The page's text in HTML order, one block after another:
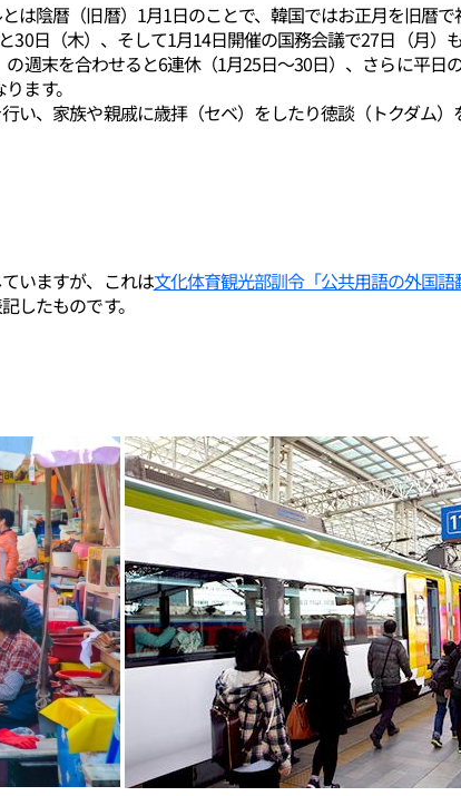
陰暦（旧暦）1月1日のことで、韓国ではお正月を旧暦で
日（木）、そして1月14日開催の国務会議で27日（月）
週末を合わせると6連休（1月25日～30日）、さらに平日
ます。
い、家族や親戚に歳拝（セベ）をしたり徳談（トクダム
いますが、これは文化体育観光部訓令「公共用語の外国語
したものです。